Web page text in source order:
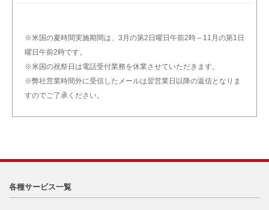
※米国の夏時間実施期間は、3月の第2日曜日午前2時～11月の第1日
曜日午前2時です。
※米国の祝祭日は電話受付業務を休業させていただきます。
※弊社営業時間外に受信したメールは翌営業日以降の返信となりま
すのでご了承ください。
各種サービス一覧